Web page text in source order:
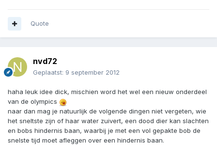
Quote
nvd72
Geplaatst: 9 september 2012
haha leuk idee dick, mischien word het wel een nieuw onderdeel
van de olympics
naar dan mag je natuurlijk de volgende dingen niet vergeten, wie
het sneltste zijn of haar water zuivert, een dood dier kan slachten
en bobs hindernis baan, waarbij je met een vol gepakte bob de
snelste tijd moet afleggen over een hindernis baan.